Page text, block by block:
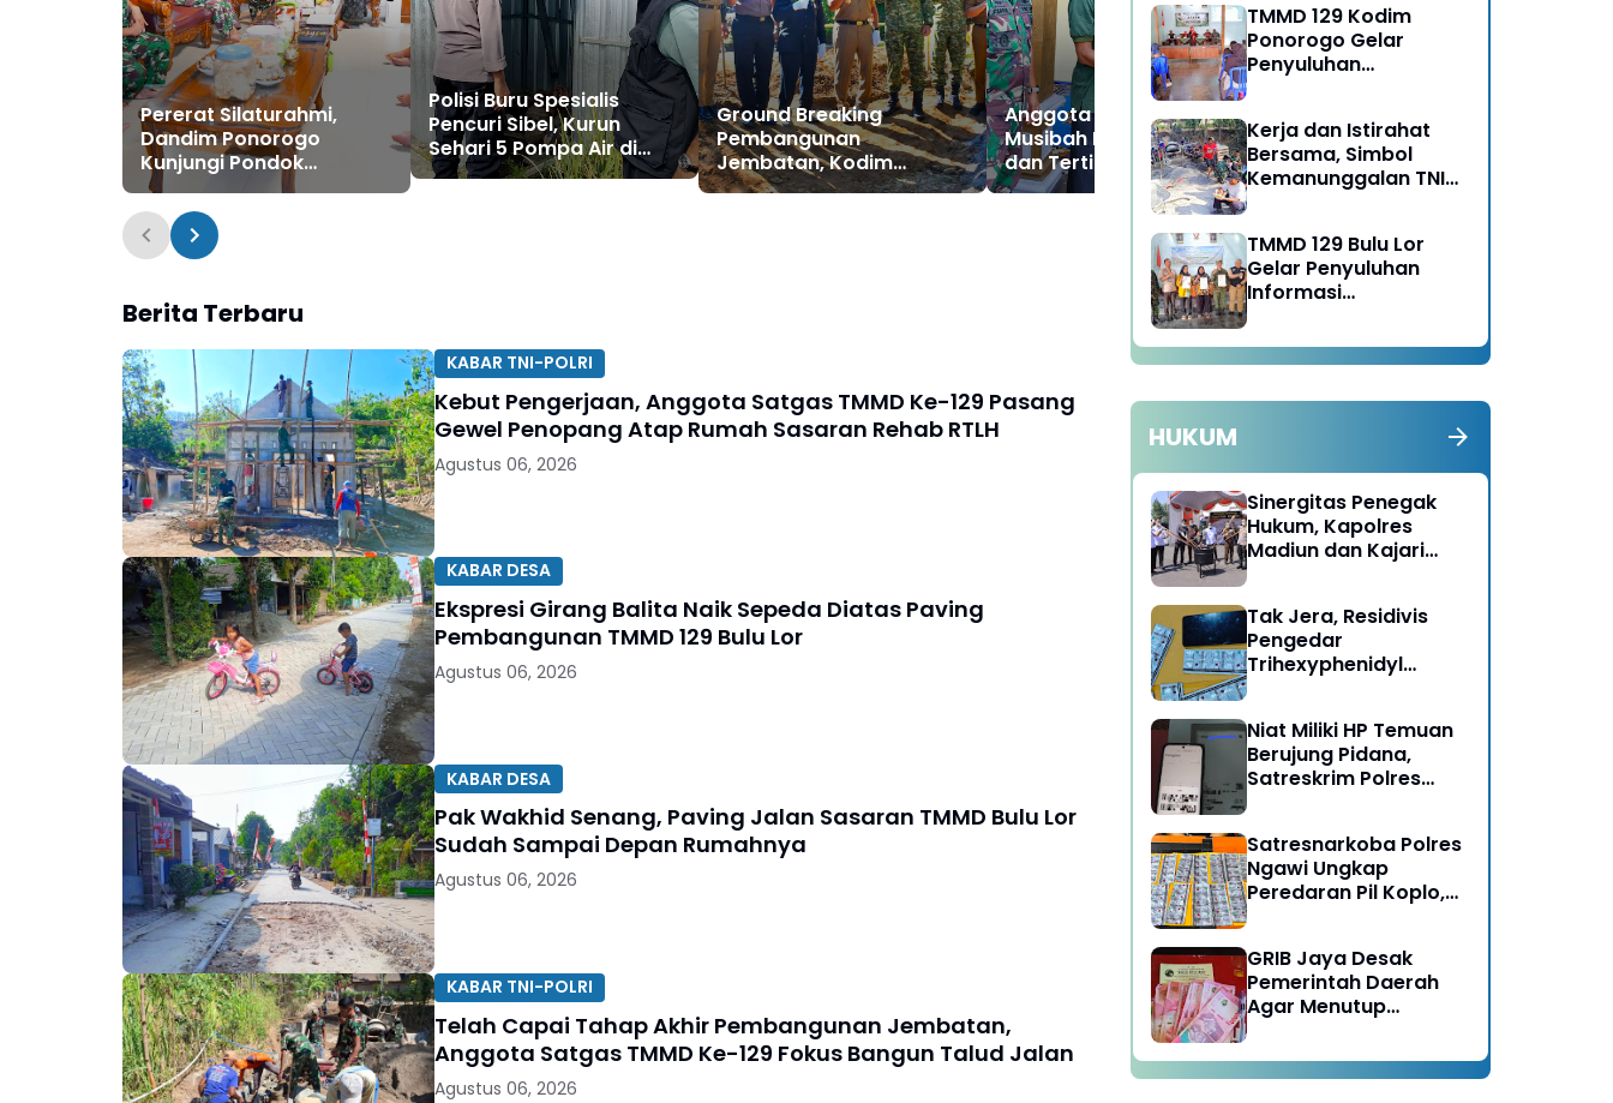
Pererat Silaturahmi,
Dandim Ponorogo
Kunjungi Pondok
Pesantren Al-Iman
Polisi Buru Spesialis
Pencuri Sibel, Kurun
Sehari 5 Pompa Air di
Ponorogo Digondol
Ground Breaking
Pembangunan
Jembatan, Kodim
Ponorogo Siap
Anggota Terkena
Musibah Rumah Terbakar
dan Tertimpa Pohon,
Dandim Ponorogo Cepat
Tanggap Berikan
Pos, Diduga Kena
Serangan Jantung
Berita Terbaru
KABAR TNI-POLRI
Kebut Pengerjaan, Anggota Satgas TMMD Ke-129 Pasang
Gewel Penopang Atap Rumah Sasaran Rehab RTLH
Agustus 06, 2026
KABAR DESA
Ekspresi Girang Balita Naik Sepeda Diatas Paving
Pembangunan TMMD 129 Bulu Lor
Agustus 06, 2026
KABAR DESA
Pak Wakhid Senang, Paving Jalan Sasaran TMMD Bulu Lor
Sudah Sampai Depan Rumahnya
Agustus 06, 2026
KABAR TNI-POLRI
Telah Capai Tahap Akhir Pembangunan Jembatan,
Anggota Satgas TMMD Ke-129 Fokus Bangun Talud Jalan
Agustus 06, 2026
Jalan
TMMD 129 Kodim
Ponorogo Gelar
Penyuluhan
Kerja dan Istirahat
Bersama, Simbol
Kemanunggalan TNI
TMMD 129 Bulu Lor
Gelar Penyuluhan
Informasi
Fasilitas NIB SERGAPP
HUKUM
Sinergitas Penegak
Hukum, Kapolres
Madiun dan Kajari
Umum
Tak Jera, Residivis
Pengedar
Trihexyphenidyl
Ngawi
Niat Miliki HP Temuan
Berujung Pidana,
Satreskrim Polres
Satresnarkoba Polres
Ngawi Ungkap
Peredaran Pil Koplo,
GRIB Jaya Desak
Pemerintah Daerah
Agar Menutup
Wahana Mulya Abadi
di Ponorogo